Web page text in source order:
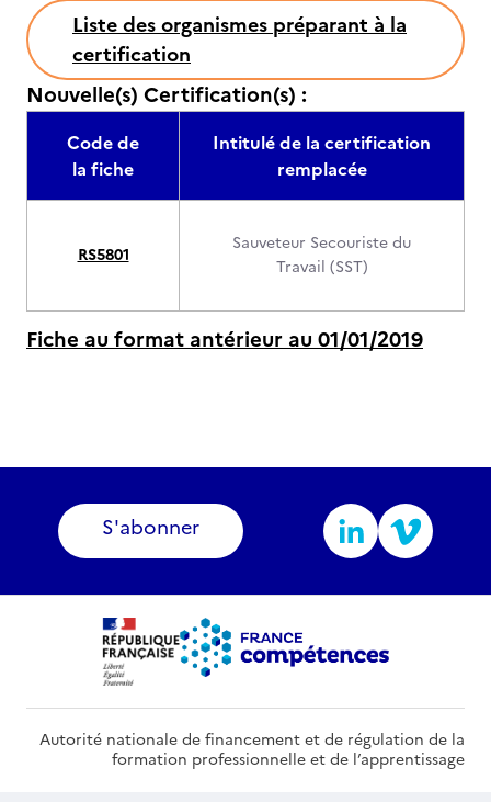
Liste des organismes préparant à la
certification
Nouvelle(s) Certification(s) :
Code de
la fiche
Intitulé de la certification
remplacée
RS5801
Sauveteur Secouriste du
Travail (SST)
Fiche au format antérieur au 01/01/2019
S'abonner
Autorité nationale de financement et de régulation de la
formation professionnelle et de l’apprentissage